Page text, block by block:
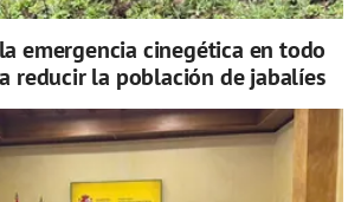
emergencia cinegética en todo
reducir la población de jabalíes